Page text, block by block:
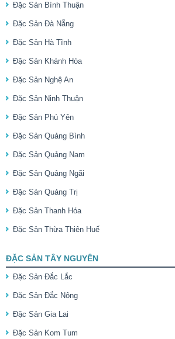
Đặc Sản Bình Thuận
Đặc Sản Đà Nẵng
Đặc Sản Hà Tĩnh
Đặc Sản Khánh Hòa
Đặc Sản Nghệ An
Đặc Sản Ninh Thuận
Đặc Sản Phú Yên
Đặc Sản Quảng Bình
Đặc Sản Quảng Nam
Đặc Sản Quảng Ngãi
Đặc Sản Quảng Trị
Đặc Sản Thanh Hóa
Đặc Sản Thừa Thiên Huế
ĐẶC SẢN TÂY NGUYÊN
Đặc Sản Đắc Lắc
Đặc Sản Đắc Nông
Đặc Sản Gia Lai
Đặc Sản Kom Tum